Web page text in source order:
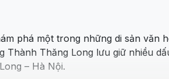
phá một trong những di sản văn
Thành Thăng Long lưu giữ nhiều
– Hà Nội.